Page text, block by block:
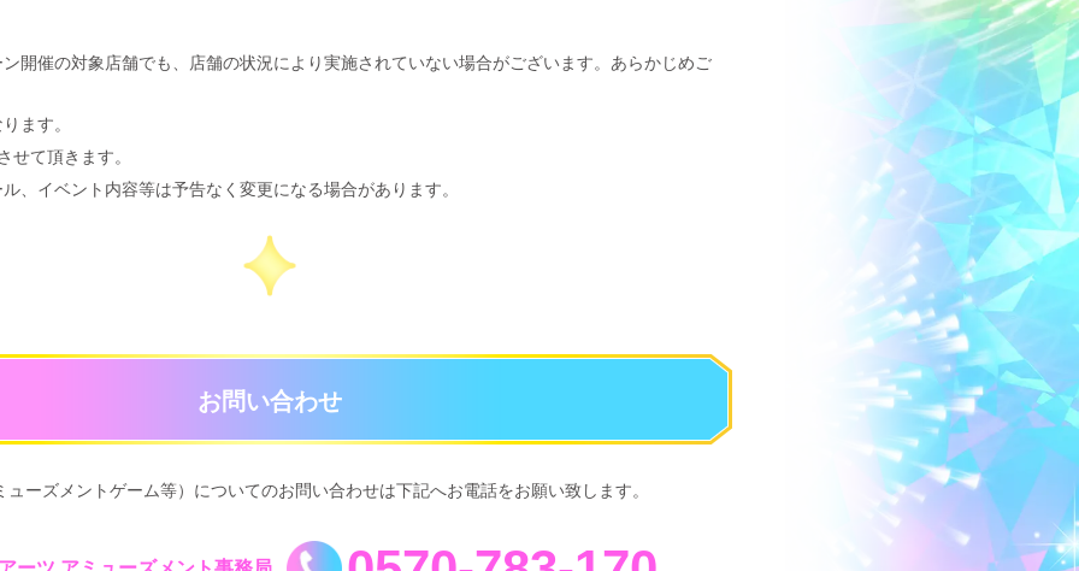
開催の対象店舗でも、店舗の状況により実施されていない場合がございます。あらかじめご
ます。
せて頂きます。
、イベント内容等は予告なく変更になる場合があります。
お問い合わせ
ューズメントゲーム等）についてのお問い合わせは下記へお電話をお願い致します。